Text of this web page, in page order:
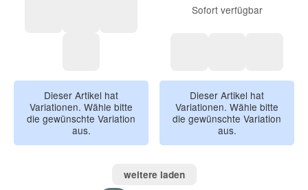
Dieser Artikel hat
Variationen. Wähle bitte
die gewünschte Variation
aus.
Sofort verfügbar
Dieser Artikel hat
Variationen. Wähle bitte
die gewünschte Variation
aus.
weitere laden